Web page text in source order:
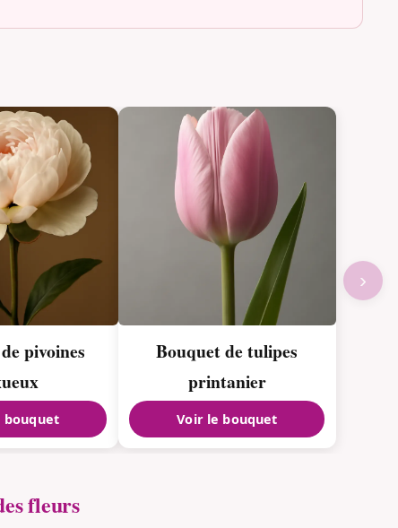
pivoines
bouquet
Bouquet de tulipes
printanier
Voir le bouquet
›
fleurs